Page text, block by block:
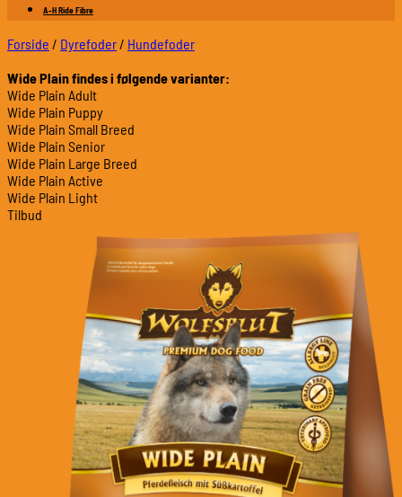
A-H Ride Fibre
Forside / Dyrefoder / Hundefoder
Wide Plain findes i følgende varianter:
Wide Plain Adult
Wide Plain Puppy
Wide Plain Small Breed
Wide Plain Senior
Wide Plain Large Breed
Wide Plain Active
Wide Plain Light
Tilbud